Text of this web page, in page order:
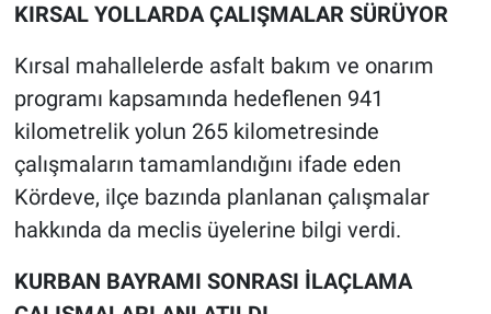
KIRSAL YOLLARDA ÇALIŞMALAR SÜRÜYOR
Kırsal mahallelerde asfalt bakım ve onarım
programı kapsamında hedeflenen 941
kilometrelik yolun 265 kilometresinde
çalışmaların tamamlandığını ifade eden
Kördeve, ilçe bazında planlanan çalışmalar
hakkında da meclis üyelerine bilgi verdi.
KURBAN BAYRAMI SONRASI İLAÇLAMA